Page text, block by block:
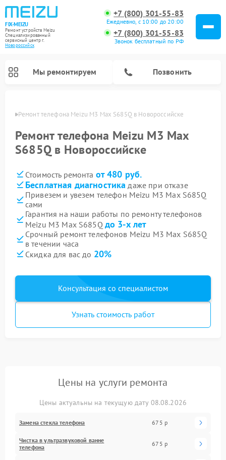
FIX-MEIZU
Ремонт устройств Meizu
Специализированный
cервисный центр г.
Новороссийск
+7 (800) 301-55-83
Ежедневно, с 10:00 до 20:00
+7 (800) 301-55-83
Звонок бесплатный по РФ
Мы ремонтируем Позвонить
Ремонт телефона Meizu M3 Max S685Q в Новороссийске
Ремонт телефона Meizu M3 Max
S685Q в Новороссийске
Стоимость ремонта от 480 руб.
Бесплатная диагностика даже при отказе
Привезем и увезем телефон Meizu M3 Max S685Q
сами
Гарантия на наши работы по ремонту телефонов
Meizu M3 Max S685Q до 3-х лет
Срочный ремонт телефонов Meizu M3 Max S685Q
в течении часа
Скидка для вас до 20%
Консультация со специалистом
Узнать стоимость работ
Цены на услуги ремонта
Цены актуальны на текущую дату 08.08.2026
Замена стекла телефона 675 р
Чистка в ультразвуковой ванне
телефона
675 р